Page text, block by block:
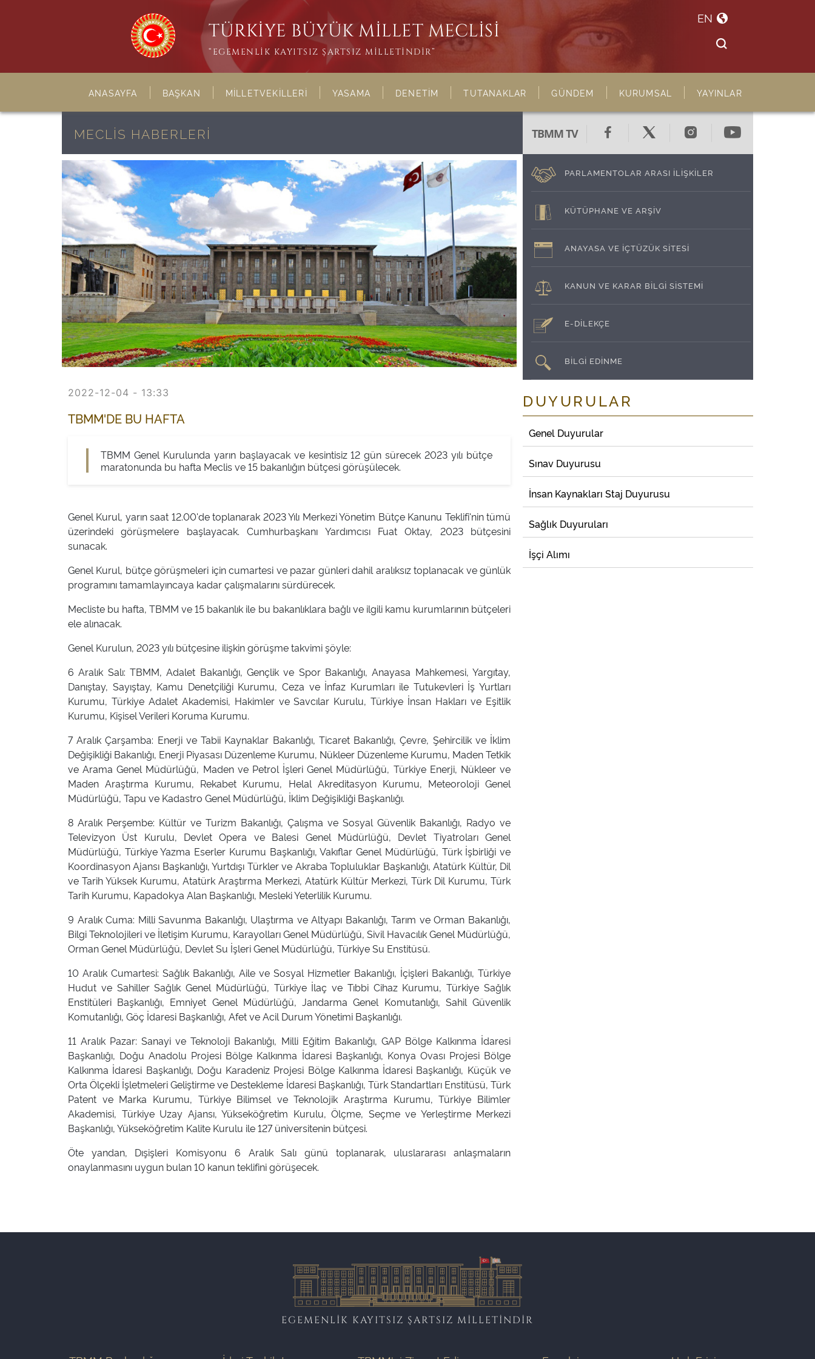
TÜRKİYE BÜYÜK MİLLET MECLİSİ
“EGEMENLİK KAYITSIZ ŞARTSIZ MİLLETİNDİR”
EN
ANASAYFA BAŞKAN MİLLETVEKİLLERİ YASAMA DENETİM TUTANAKLAR GÜNDEM KURUMSAL YAYINLAR
MECLİS HABERLERİ
2022-12-04 - 13:33
TBMM'DE BU HAFTA
TBMM Genel Kurulunda yarın başlayacak ve kesintisiz 12 gün sürecek 2023 yılı bütçe
maratonunda bu hafta Meclis ve 15 bakanlığın bütçesi görüşülecek.
Genel Kurul, yarın saat 12.00'de toplanarak 2023 Yılı Merkezi Yönetim Bütçe Kanunu Teklifi'nin tümü
üzerindeki görüşmelere başlayacak. Cumhurbaşkanı Yardımcısı Fuat Oktay, 2023 bütçesini
sunacak.
Genel Kurul, bütçe görüşmeleri için cumartesi ve pazar günleri dahil aralıksız toplanacak ve günlük
programını tamamlayıncaya kadar çalışmalarını sürdürecek.
Mecliste bu hafta, TBMM ve 15 bakanlık ile bu bakanlıklara bağlı ve ilgili kamu kurumlarının bütçeleri
ele alınacak.
Genel Kurulun, 2023 yılı bütçesine ilişkin görüşme takvimi şöyle:
6 Aralık Salı: TBMM, Adalet Bakanlığı, Gençlik ve Spor Bakanlığı, Anayasa Mahkemesi, Yargıtay,
Danıştay, Sayıştay, Kamu Denetçiliği Kurumu, Ceza ve İnfaz Kurumları ile Tutukevleri İş Yurtları
Kurumu, Türkiye Adalet Akademisi, Hakimler ve Savcılar Kurulu, Türkiye İnsan Hakları ve Eşitlik
Kurumu, Kişisel Verileri Koruma Kurumu.
7 Aralık Çarşamba: Enerji ve Tabii Kaynaklar Bakanlığı, Ticaret Bakanlığı, Çevre, Şehircilik ve İklim
Değişikliği Bakanlığı, Enerji Piyasası Düzenleme Kurumu, Nükleer Düzenleme Kurumu, Maden Tetkik
ve Arama Genel Müdürlüğü, Maden ve Petrol İşleri Genel Müdürlüğü, Türkiye Enerji, Nükleer ve
Maden Araştırma Kurumu, Rekabet Kurumu, Helal Akreditasyon Kurumu, Meteoroloji Genel
Müdürlüğü, Tapu ve Kadastro Genel Müdürlüğü, İklim Değişikliği Başkanlığı.
8 Aralık Perşembe: Kültür ve Turizm Bakanlığı, Çalışma ve Sosyal Güvenlik Bakanlığı, Radyo ve
Televizyon Üst Kurulu, Devlet Opera ve Balesi Genel Müdürlüğü, Devlet Tiyatroları Genel
Müdürlüğü, Türkiye Yazma Eserler Kurumu Başkanlığı, Vakıflar Genel Müdürlüğü, Türk İşbirliği ve
Koordinasyon Ajansı Başkanlığı, Yurtdışı Türkler ve Akraba Topluluklar Başkanlığı, Atatürk Kültür, Dil
ve Tarih Yüksek Kurumu, Atatürk Araştırma Merkezi, Atatürk Kültür Merkezi, Türk Dil Kurumu, Türk
Tarih Kurumu, Kapadokya Alan Başkanlığı, Mesleki Yeterlilik Kurumu.
9 Aralık Cuma: Milli Savunma Bakanlığı, Ulaştırma ve Altyapı Bakanlığı, Tarım ve Orman Bakanlığı,
Bilgi Teknolojileri ve İletişim Kurumu, Karayolları Genel Müdürlüğü, Sivil Havacılık Genel Müdürlüğü,
Orman Genel Müdürlüğü, Devlet Su İşleri Genel Müdürlüğü, Türkiye Su Enstitüsü.
10 Aralık Cumartesi: Sağlık Bakanlığı, Aile ve Sosyal Hizmetler Bakanlığı, İçişleri Bakanlığı, Türkiye
Hudut ve Sahiller Sağlık Genel Müdürlüğü, Türkiye İlaç ve Tıbbi Cihaz Kurumu, Türkiye Sağlık
Enstitüleri Başkanlığı, Emniyet Genel Müdürlüğü, Jandarma Genel Komutanlığı, Sahil Güvenlik
Komutanlığı, Göç İdaresi Başkanlığı, Afet ve Acil Durum Yönetimi Başkanlığı.
11 Aralık Pazar: Sanayi ve Teknoloji Bakanlığı, Milli Eğitim Bakanlığı, GAP Bölge Kalkınma İdaresi
Başkanlığı, Doğu Anadolu Projesi Bölge Kalkınma İdaresi Başkanlığı, Konya Ovası Projesi Bölge
Kalkınma İdaresi Başkanlığı, Doğu Karadeniz Projesi Bölge Kalkınma İdaresi Başkanlığı, Küçük ve
Orta Ölçekli İşletmeleri Geliştirme ve Destekleme İdaresi Başkanlığı, Türk Standartları Enstitüsü, Türk
Patent ve Marka Kurumu, Türkiye Bilimsel ve Teknolojik Araştırma Kurumu, Türkiye Bilimler
Akademisi, Türkiye Uzay Ajansı, Yükseköğretim Kurulu, Ölçme, Seçme ve Yerleştirme Merkezi
Başkanlığı, Yükseköğretim Kalite Kurulu ile 127 üniversitenin bütçesi.
Öte yandan, Dışişleri Komisyonu 6 Aralık Salı günü toplanarak, uluslararası anlaşmaların
onaylanmasını uygun bulan 10 kanun teklifini görüşecek.
TBMM TV
PARLAMENTOLAR ARASI İLİŞKİLER
KÜTÜPHANE VE ARŞİV
ANAYASA VE İÇTÜZÜK SİTESİ
KANUN VE KARAR BİLGİ SİSTEMİ
E-DİLEKÇE
BİLGİ EDİNME
DUYURULAR
Genel Duyurular
Sınav Duyurusu
İnsan Kaynakları Staj Duyurusu
Sağlık Duyuruları
İşçi Alımı
EGEMENLİK KAYITSIZ ŞARTSIZ MİLLETİNDİR